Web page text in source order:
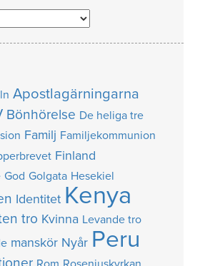
Apostlagärningarna
Bönhörelse De heliga tre
Familj Familjekommunion
Finland
God Golgata Hesekiel
Identitet Kenya
tro Kvinna Levande tro
manskör Nyår Peru